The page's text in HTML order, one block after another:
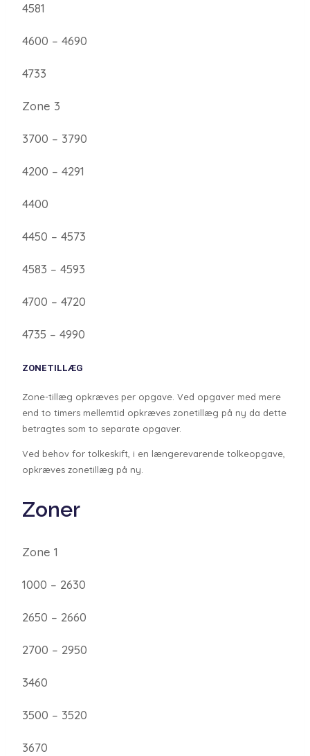
4581
4600 – 4690
4733
Zone 3
3700 – 3790
4200 – 4291
4400
4450 – 4573
4583 – 4593
4700 – 4720
4735 – 4990
ZONETILLÆG
Zone-tillæg opkræves per opgave. Ved opgaver med mere
end to timers mellemtid opkræves zonetillæg på ny da dette
betragtes som to separate opgaver.
Ved behov for tolkeskift, i en længerevarende tolkeopgave,
opkræves zonetillæg på ny.
Zoner
Zone 1
1000 – 2630
2650 – 2660
2700 – 2950
3460
3500 – 3520
3670